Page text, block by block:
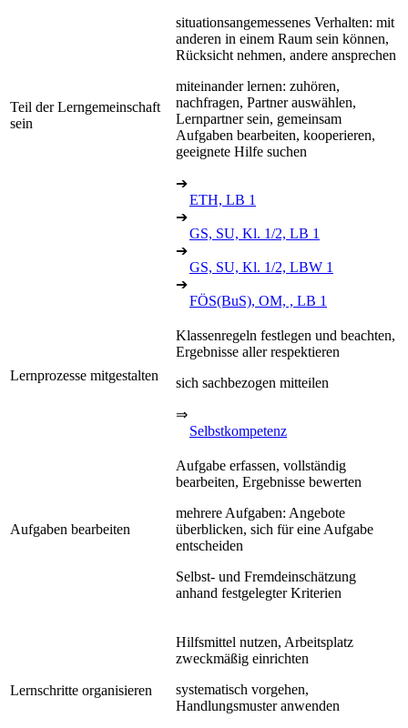
Teil der Lerngemeinschaft
sein
situationsangemessenes Verhalten: mit
anderen in einem Raum sein können,
Rücksicht nehmen, andere ansprechen
miteinander lernen: zuhören,
nachfragen, Partner auswählen,
Lernpartner sein, gemeinsam
Aufgaben bearbeiten, kooperieren,
geeignete Hilfe suchen
➔
ETH, LB 1
➔
GS, SU, Kl. 1/2, LB 1
➔
GS, SU, Kl. 1/2, LBW 1
➔
FÖS(BuS), OM, , LB 1
Lernprozesse mitgestalten
Klassenregeln festlegen und beachten,
Ergebnisse aller respektieren
sich sachbezogen mitteilen
⇒
Selbstkompetenz
Aufgaben bearbeiten
Aufgabe erfassen, vollständig
bearbeiten, Ergebnisse bewerten
mehrere Aufgaben: Angebote
überblicken, sich für eine Aufgabe
entscheiden
Selbst- und Fremdeinschätzung
anhand festgelegter Kriterien
Lernschritte organisieren
Hilfsmittel nutzen, Arbeitsplatz
zweckmäßig einrichten
systematisch vorgehen,
Handlungsmuster anwenden